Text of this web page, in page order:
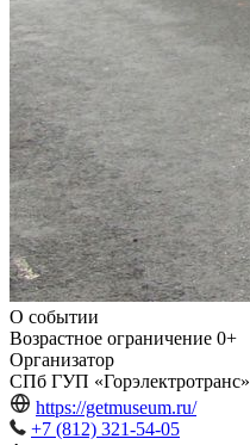
О событии
Возрастное ограничение 0+
Организатор
СПб ГУП «Горэлектротранс»
https://getmuseum.ru/
+7 (812) 321-54-05